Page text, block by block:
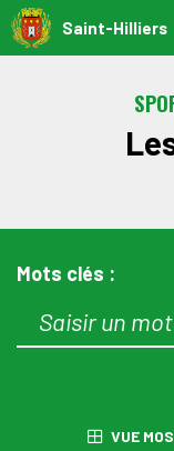
Saint-Hilliers
Mots clés :
VUE